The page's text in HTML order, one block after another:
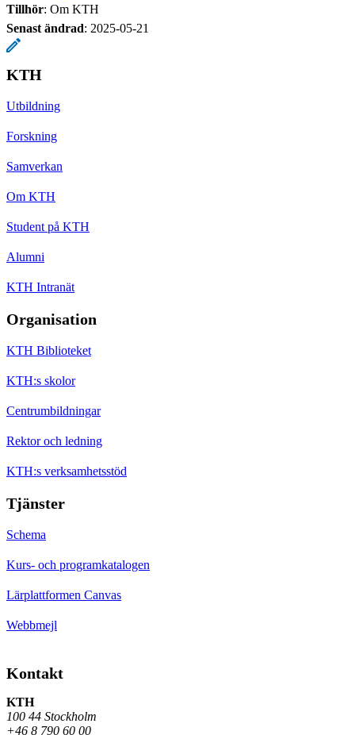
Tillhör: Om KTH
Senast ändrad: 2025-05-21
KTH
Utbildning
Forskning
Samverkan
Om KTH
Student på KTH
Alumni
KTH Intranät
Organisation
KTH Biblioteket
KTH:s skolor
Centrumbildningar
Rektor och ledning
KTH:s verksamhetsstöd
Tjänster
Schema
Kurs- och programkatalogen
Lärplattformen Canvas
Webbmejl
Kontakt
KTH
100 44 Stockholm
+46 8 790 60 00